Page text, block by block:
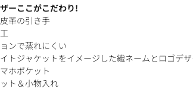
ーここがこだわり!
革の引き手
ンで蒸れにくい
トジャケットをイメージした織ネームとロゴデ
ホポケット
ト＆小物入れ